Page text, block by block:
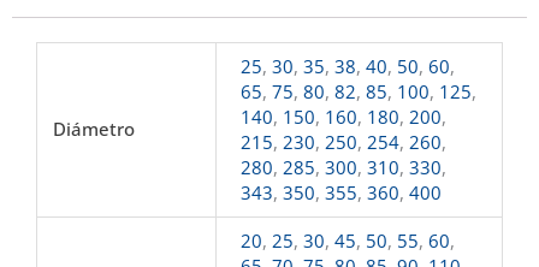
Diámetro
25, 30, 35, 38, 40, 50, 60,
65, 75, 80, 82, 85, 100, 125,
140, 150, 160, 180, 200,
215, 230, 250, 254, 260,
280, 285, 300, 310, 330,
343, 350, 355, 360, 400
20, 25, 30, 45, 50, 55, 60,